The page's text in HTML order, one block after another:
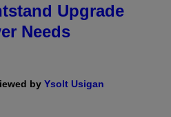
Upgrade
Needs
by Ysolt Usigan